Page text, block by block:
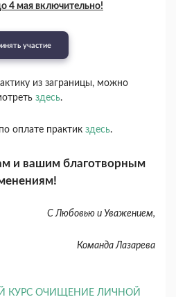
4 мая включительно!
участие
из заграницы, можно
здесь.
оплате практик здесь.
и вашим благотворным
С Любовью и Уважением,
Команда Лазарева